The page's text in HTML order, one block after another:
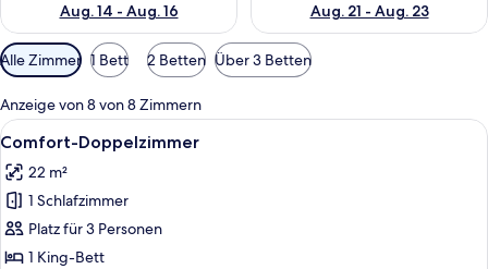
Aug. 14 - Aug. 16
Aug. 21 - Aug. 23
Verfügbare
Filter
für
Zimmer
Alle Zimmer 1 Bett 2 Betten Über 3 Betten
Anzeige von 8 von 8 Zimmern
Alle
Fotos
für
Comfort-
Doppelzimmer
anzeigen
Ein Hotelzimmer mit einem großen
6
Comfort-Doppelzimmer
22 m²
1 Schlafzimmer
Platz für 3 Personen
1 King-Bett